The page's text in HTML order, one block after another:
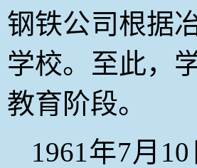
钢铁公司根据
学校。至此，
教育阶段。
1961年7月10